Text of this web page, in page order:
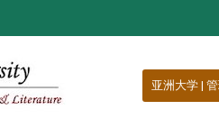
亚洲大学 |